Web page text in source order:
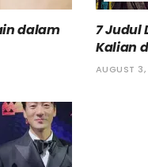
dalam
7 Judul
Kalian
AUGUST